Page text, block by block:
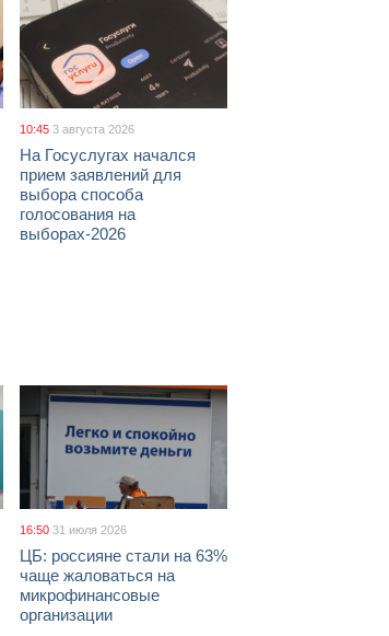
10:45 3 августа 2026
На Госуслугах начался
прием заявлений для
выбора способа
голосования на
выборах-2026
16:50 31 июля 2026
ЦБ: россияне стали на 63%
чаще жаловаться на
микрофинансовые
организации